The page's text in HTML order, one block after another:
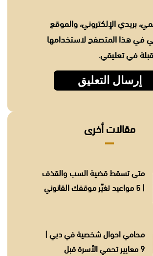
بريدي الإلكتروني، والموقع
في هذا المتصفح لاستخدامها
في تعليقي.
مقالات أخرى
متى تسقط قضية السب والقذف
| 5 مواعيد تغيّر موقفك القانوني
محامي احوال شخصية في دبي |
9 معايير تحمي الأسرة قبل